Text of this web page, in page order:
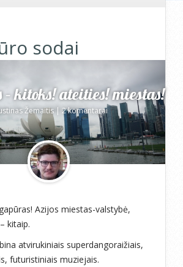
sodai
kitoks! ateities! miestas!
Žemaitis| 2 komentarai
Azijos miestas-valstybė,
kitaip.
atvirukiniais superdangoraižiais,
futuristiniais muziejais.